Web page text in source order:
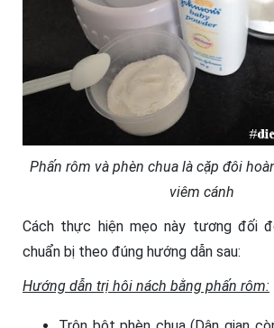
Phấn rôm và phèn chua là cặp đôi
viêm cánh
Cách thực hiện mẹo này tương đối
chuẩn bị theo đúng hướng dẫn sau:
Hướng dẫn trị hôi nách bằng phấn rôm: